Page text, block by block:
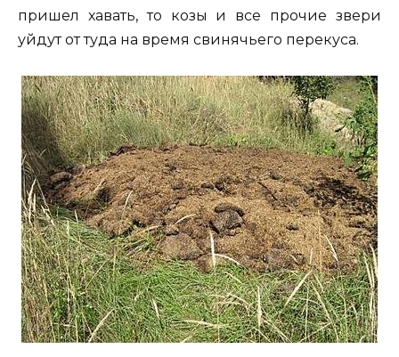
пришел хавать, то козы и все прочие звери
уйдут от туда на время свинячьего перекуса.